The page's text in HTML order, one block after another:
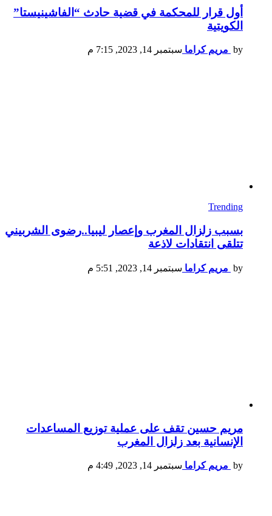
أول قرار للمحكمة في قضية حادث “الفاشينيستا”
الكويتية
by مريم كراما سبتمبر 14, 2023, 7:15 م
Trending
بسبب زلزال المغرب وإعصار ليبيا..رضوى الشربيني
تتلقى انتقادات لاذعة
by مريم كراما سبتمبر 14, 2023, 5:51 م
مريم حسين تقف على عملية توزيع المساعدات
الإنسانية بعد زلزال المغرب
by مريم كراما سبتمبر 14, 2023, 4:49 م